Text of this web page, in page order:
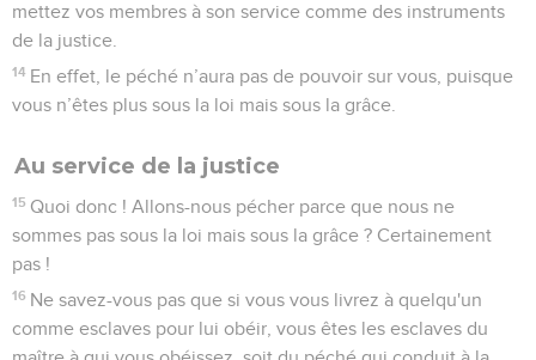
mettez vos membres à son service comme des instruments
de la justice.
14 En effet, le péché n’aura pas de pouvoir sur vous, puisque
vous n’êtes plus sous la loi mais sous la grâce.
Au service de la justice
15 Quoi donc ! Allons-nous pécher parce que nous ne
sommes pas sous la loi mais sous la grâce ? Certainement
pas !
16 Ne savez-vous pas que si vous vous livrez à quelqu'un
comme esclaves pour lui obéir, vous êtes les esclaves du